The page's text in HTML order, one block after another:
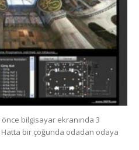
bilgisayar ekranında 3
bir çoğunda odadan odaya